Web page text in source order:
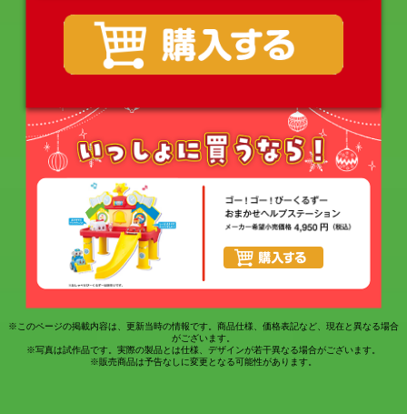
※このページの掲載内容は、更新当時の情報です。商品仕様、価格表記など、現在と異なる場合
がございます。
※写真は試作品です。実際の製品とは仕様、デザインが若干異なる場合がございます。
※販売商品は予告なしに変更となる可能性があります。